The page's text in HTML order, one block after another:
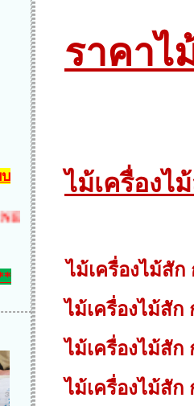
NEW NEW NEW
ราคาไ
ไม้เครื่องไ
ไม้เครื่องไม้สัก
ไม้เครื่องไม้สัก
ไม้เครื่องไม้สั
ไม้เครื่องไม้สั